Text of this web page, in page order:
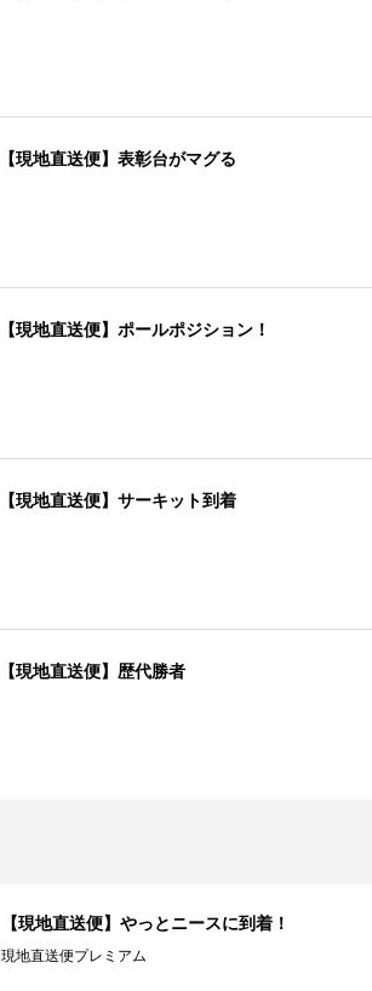
【現地直送便】表彰台がマグる
【現地直送便】ポールポジション！
【現地直送便】サーキット到着
【現地直送便】歴代勝者
【現地直送便】やっとニースに到着！
現地直送便プレミアム